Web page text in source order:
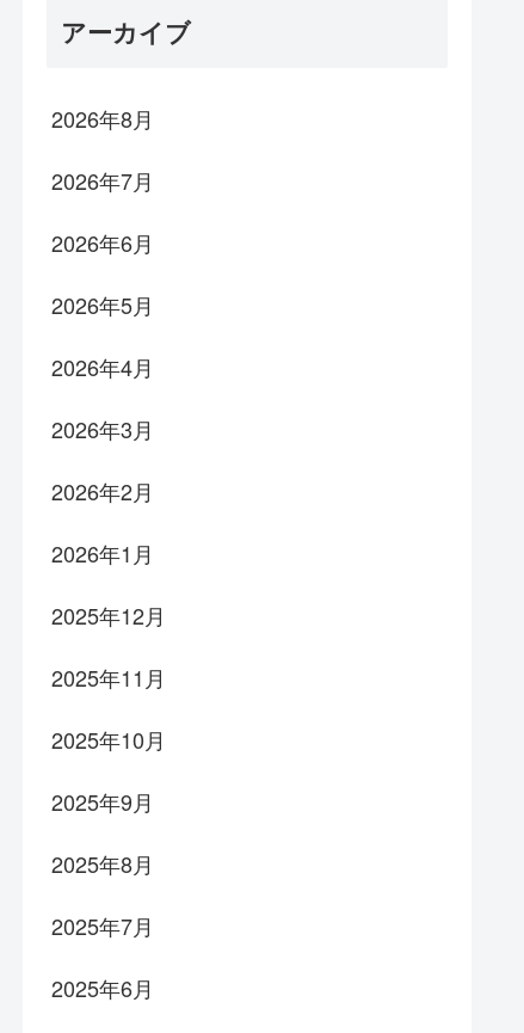
アーカイブ
2026年8月
2026年7月
2026年6月
2026年5月
2026年4月
2026年3月
2026年2月
2026年1月
2025年12月
2025年11月
2025年10月
2025年9月
2025年8月
2025年7月
2025年6月